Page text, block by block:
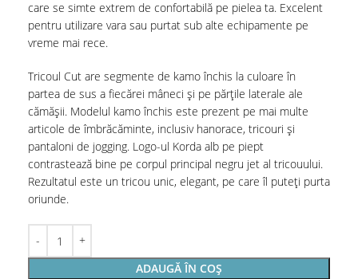
care se simte extrem de confortabilă pe pielea ta. Excelent
pentru utilizare vara sau purtat sub alte echipamente pe
vreme mai rece.
Tricoul Cut are segmente de kamo închis la culoare în
partea de sus a fiecărei mâneci și pe părțile laterale ale
cămășii. Modelul kamo închis este prezent pe mai multe
articole de îmbrăcăminte, inclusiv hanorace, tricouri și
pantaloni de jogging. Logo-ul Korda alb pe piept
contrastează bine pe corpul principal negru jet al tricouului.
Rezultatul este un tricou unic, elegant, pe care îl puteți purta
oriunde.
ADAUGĂ ÎN COȘ